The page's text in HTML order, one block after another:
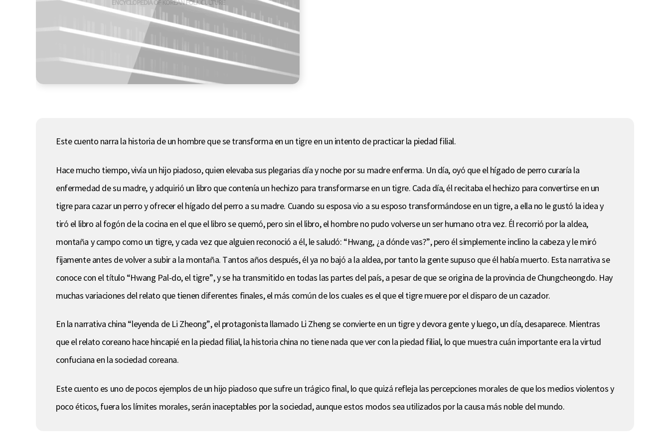
Este cuento narra la historia de un hombre que se transforma en un tigre en un intento de practicar la piedad filial.
Hace mucho tiempo, vivía un hijo piadoso, quien elevaba sus plegarias día y noche por su madre enferma. Un día, oyó que el hígado de perro curaría la
enfermedad de su madre, y adquirió un libro que contenía un hechizo para transformarse en un tigre. Cada día, él recitaba el hechizo para convertirse en un
tigre para cazar un perro y ofrecer el hígado del perro a su madre. Cuando su esposa vio a su esposo transformándose en un tigre, a ella no le gustó la idea y
tiró el libro al fogón de la cocina en el que el libro se quemó, pero sin el libro, el hombre no pudo volverse un ser humano otra vez. Él recorrió por la aldea,
montaña y campo como un tigre, y cada vez que alguien reconoció a él, le saludó: “Hwang, ¿a dónde vas?”, pero él simplemente inclino la cabeza y le miró
fijamente antes de volver a subir a la montaña. Tantos años después, él ya no bajó a la aldea, por tanto la gente supuso que él había muerto. Esta narrativa se
conoce con el título “Hwang Pal-do, el tigre”, y se ha transmitido en todas las partes del país, a pesar de que se origina de la provincia de Chungcheongdo. Hay
muchas variaciones del relato que tienen diferentes finales, el más común de los cuales es el que el tigre muere por el disparo de un cazador.
En la narrativa china “leyenda de Li Zheong”, el protagonista llamado Li Zheng se convierte en un tigre y devora gente y luego, un día, desaparece. Mientras
que el relato coreano hace hincapié en la piedad filial, la historia china no tiene nada que ver con la piedad filial, lo que muestra cuán importante era la virtud
confuciana en la sociedad coreana.
Este cuento es uno de pocos ejemplos de un hijo piadoso que sufre un trágico final, lo que quizá refleja las percepciones morales de que los medios violentos y
poco éticos, fuera los límites morales, serán inaceptables por la sociedad, aunque estos modos sea utilizados por la causa más noble del mundo.